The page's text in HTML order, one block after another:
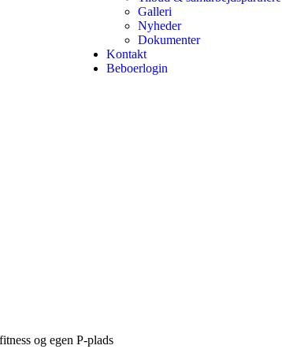
Galleri
Nyheder
Dokumenter
Kontakt
Beboerlogin
og egen P-plads